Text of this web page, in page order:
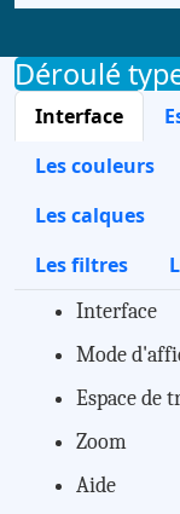
Déroulé
Interface
Les couleurs
Les calques
Les filtres
Interface
Mode
Espace de
Zoom
Aide